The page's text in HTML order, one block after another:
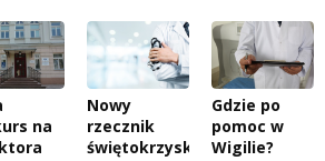
na
Nowy
rzecznik
świętokrzyskiego
Gdzie po
pomoc w
Wigilie?